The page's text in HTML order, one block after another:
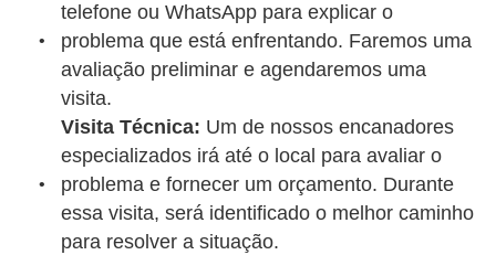
telefone ou WhatsApp para explicar o
problema que está enfrentando. Faremos uma
avaliação preliminar e agendaremos uma
visita.
Visita Técnica: Um de nossos encanadores
especializados irá até o local para avaliar o
problema e fornecer um orçamento. Durante
essa visita, será identificado o melhor caminho
para resolver a situação.